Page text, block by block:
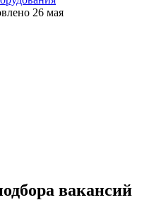
26 мая
вакансий